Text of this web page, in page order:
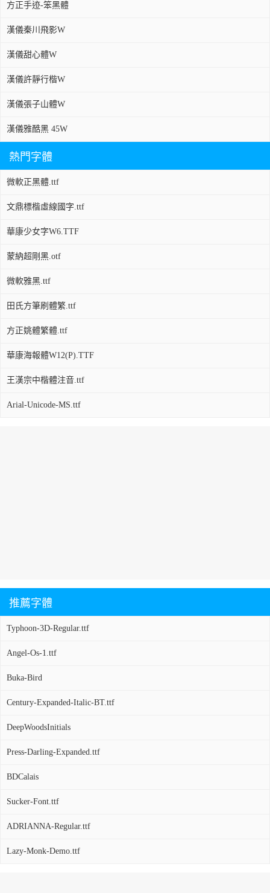
方正手迹-笨黑體
漢儀秦川飛影W
漢儀甜心體W
漢儀許靜行楷W
漢儀張子山體W
漢儀雅酷黑 45W
熱門字體
微軟正黑體.ttf
文鼎標楷虛線國字.ttf
華康少女字W6.TTF
蒙納超剛黑.otf
微軟雅黑.ttf
田氏方筆刷體繁.ttf
方正姚體繁體.ttf
華康海報體W12(P).TTF
王漢宗中楷體注音.ttf
Arial-Unicode-MS.ttf
推薦字體
Typhoon-3D-Regular.ttf
Angel-Os-1.ttf
Buka-Bird
Century-Expanded-Italic-BT.ttf
DeepWoodsInitials
Press-Darling-Expanded.ttf
BDCalais
Sucker-Font.ttf
ADRIANNA-Regular.ttf
Lazy-Monk-Demo.ttf